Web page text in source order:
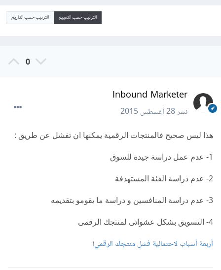
الترتيب حسب التقييم الترتيب حسب التاريخ
0
Inbound Marketer
نشر28 أغسطس 2015
هذا ليس صحيح فالمنتجات الرقمية يمكنها ان تفشل عن طريق :
1- عدم عمل دراسة جيدة للسوق
2- عدم دراسة الفئة المستهدفة
3- عدم دراسة المنافسين و دراسة ما يقومو بتقديمه
4- التسويق بشكل عشوائى لمنتجك الرقمى
أربعة أسباب لاحتمالية فشل منتجك الرقمي!